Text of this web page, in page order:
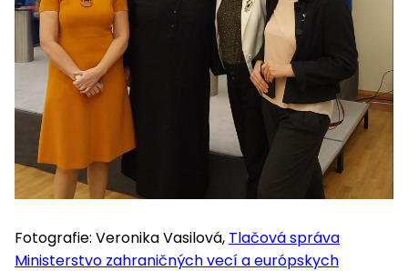
Fotografie: Veronika Vasilová, Tlačová správa
Ministerstvo zahraničných vecí a európskych